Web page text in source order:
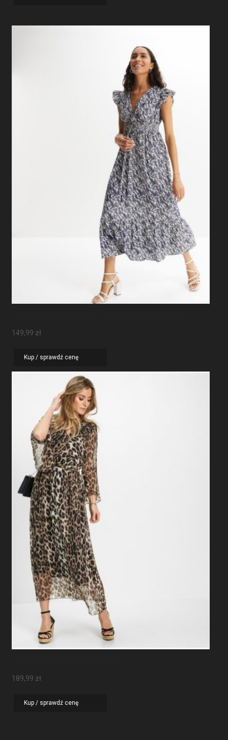
149,99 zł
Kup / sprawdź cenę
189,99 zł
Kup / sprawdź cenę